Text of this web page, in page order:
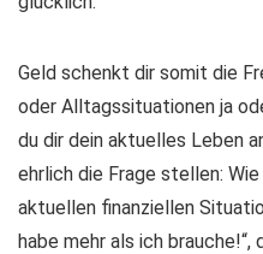
Geld schenkt dir somit die
oder Alltagssituationen ja
du dir dein aktuelles Leben
ehrlich die Frage stellen:
aktuellen finanziellen
habe mehr als ich brauche!“,